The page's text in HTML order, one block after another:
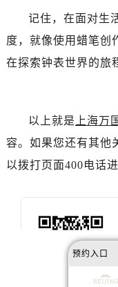
记住，在面对生
度，就像使用蜡笔创
在探索钟表世界的旅
以上就是 上海万
容。如果您还有其他
以拨打页面400电话
预约入口